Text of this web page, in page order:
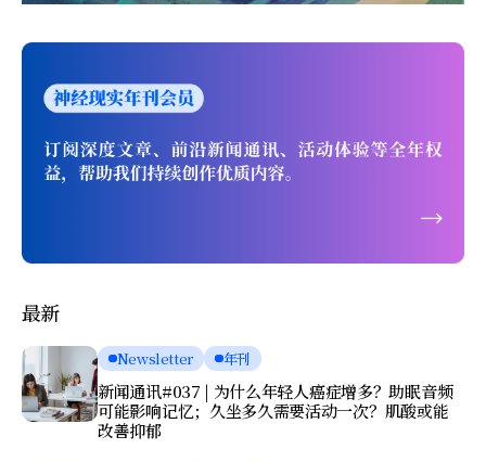
最新
Newsletter 年刊
新闻通讯#037 | 为什么年轻人癌症增多？助眠音频
可能影响记忆；久坐多久需要活动一次？肌酸或能
改善抑郁